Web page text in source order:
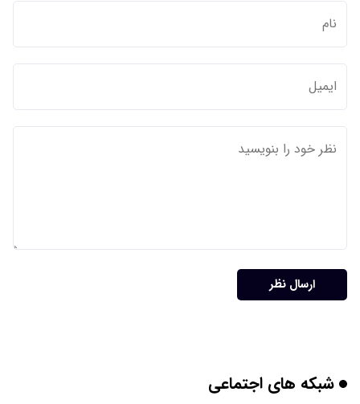
ارسال نظر
شبکه های اجتماعی